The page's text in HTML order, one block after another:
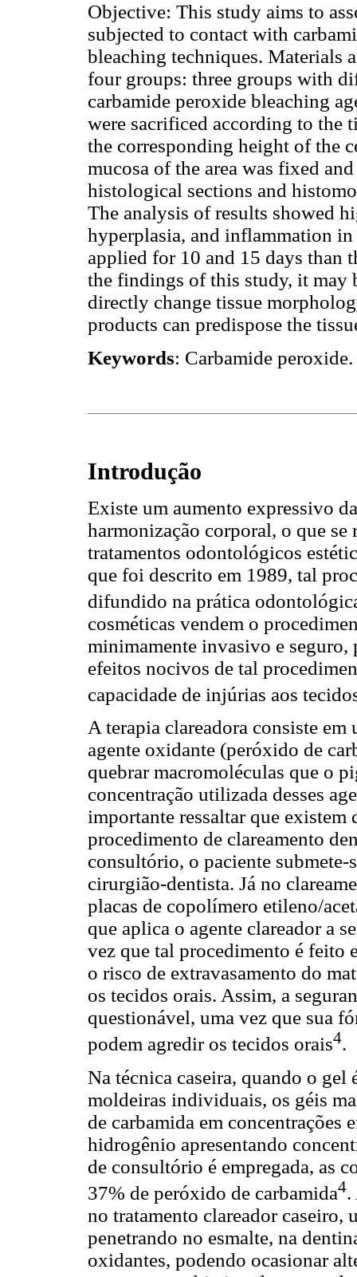
Objective: This study aims to
subjected to contact with
bleaching techniques. Materials
four groups: three groups with
carbamide peroxide bleaching
were sacrificed according to the
the corresponding height of the
mucosa of the area was fixed
histological sections and
The analysis of results showed
hyperplasia, and inflammation
applied for 10 and 15 days than
the findings of this study, it may
directly change tissue
products can predispose the
Keywords: Carbamide
Introdução
Existe um aumento expressivo
harmonização corporal, o que
tratamentos odontológicos
que foi descrito em 1989, tal
difundido na prática
cosméticas vendem o
minimamente invasivo e seguro,
efeitos nocivos de tal
capacidade de injúrias aos
A terapia clareadora consiste
agente oxidante (peróxido de
quebrar macromoléculas que o
concentração utilizada desses
importante ressaltar que existem
procedimento de clareamento
consultório, o paciente
cirurgião-dentista. Já no
placas de copolímero etileno/
que aplica o agente clareador a
vez que tal procedimento é feito
o risco de extravasamento do
os tecidos orais. Assim, a
questionável, uma vez que sua
podem agredir os tecidos orais4.
Na técnica caseira, quando o
moldeiras individuais, os géis
de carbamida em concentrações
hidrogênio apresentando
de consultório é empregada, as
37% de peróxido de carbamida4.
no tratamento clareador caseiro,
penetrando no esmalte, na
oxidantes, podendo ocasionar